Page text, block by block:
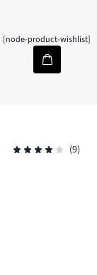
[node-product-wishlist]
(9)